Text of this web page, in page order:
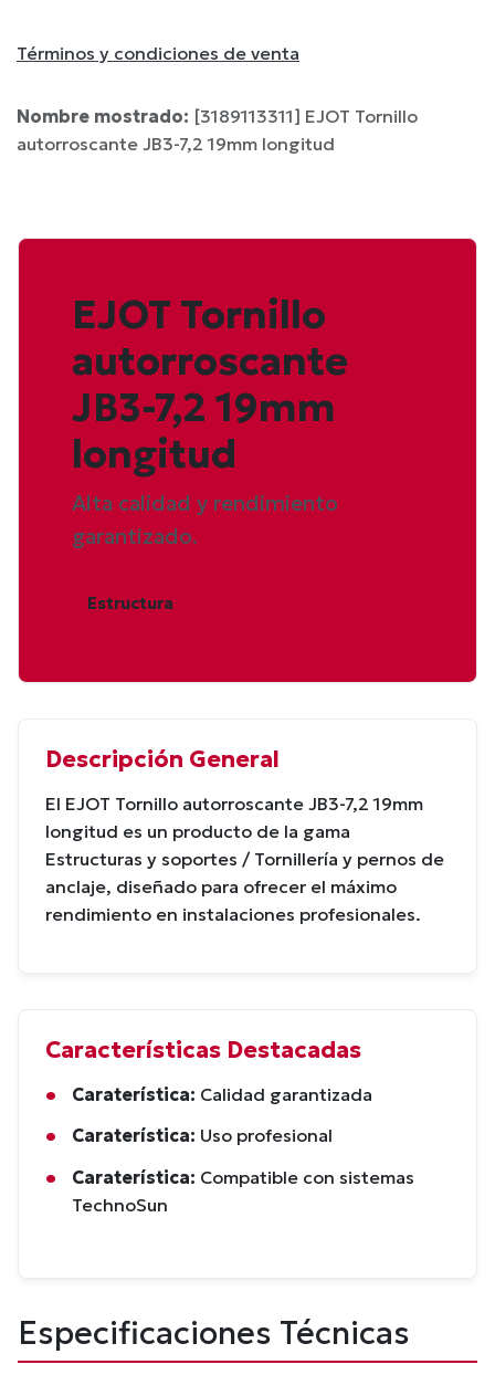
Términos y condiciones de venta
Nombre mostrado: [3189113311] EJOT Tornillo
autorroscante JB3-7,2 19mm longitud
EJOT Tornillo
autorroscante
JB3-7,2 19mm
longitud
Alta calidad y rendimiento
garantizado.
Estructura
Descripción General
El EJOT Tornillo autorroscante JB3-7,2 19mm
longitud es un producto de la gama
Estructuras y soportes / Tornillería y pernos de
anclaje, diseñado para ofrecer el máximo
rendimiento en instalaciones profesionales.
Características Destacadas
Caraterística: Calidad garantizada
Caraterística: Uso profesional
Caraterística: Compatible con sistemas
TechnoSun
Especificaciones Técnicas